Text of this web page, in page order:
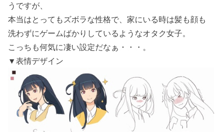
うですが、
本当はとってもズボラな性格で、家にいる時は髪も顔も
洗わずにゲームばかりしているようなオタク女子。
こっちも何気に凄い設定だなぁ・・・。
▼表情デザイン